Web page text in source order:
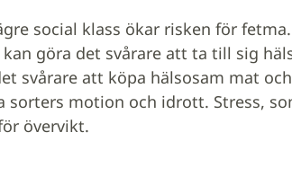
social klass ökar risken för fetma.
göra det svårare att ta till sig
svårare att köpa hälsosam mat
motion och idrott. Stress,
övervikt.